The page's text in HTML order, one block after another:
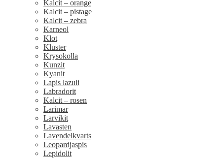
Kalcit – orange
Kalcit – pistage
Kalcit – zebra
Karneol
Klot
Kluster
Krysokolla
Kunzit
Kyanit
Lapis lazuli
Labradorit
Kalcit – rosen
Larimar
Larvikit
Lavasten
Lavendelkvarts
Leopardjaspis
Lepidolit